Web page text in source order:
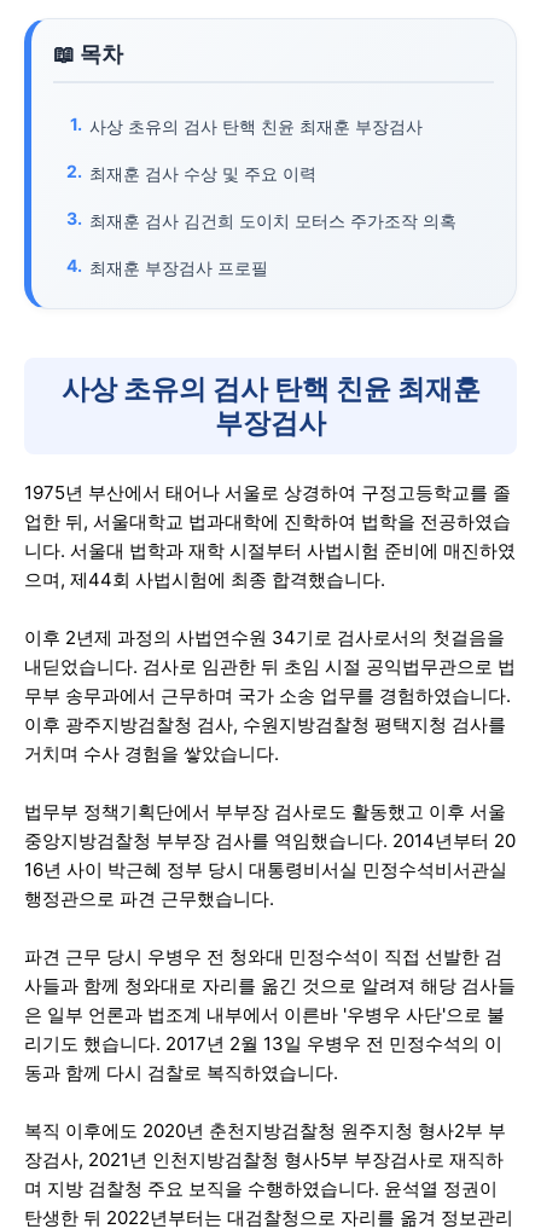
사상 초유의 검사 탄핵 친윤 최재훈 부장검사
최재훈 검사 수상 및 주요 이력
최재훈 검사 김건희 도이치 모터스 주가조작 의혹
최재훈 부장검사 프로필
사상 초유의 검사 탄핵 친윤 최재훈
부장검사
1975년 부산에서 태어나 서울로 상경하여 구정고등학교를 졸
업한 뒤, 서울대학교 법과대학에 진학하여 법학을 전공하였습
니다. 서울대 법학과 재학 시절부터 사법시험 준비에 매진하였
으며, 제44회 사법시험에 최종 합격했습니다.
이후 2년제 과정의 사법연수원 34기로 검사로서의 첫걸음을
내딛었습니다. 검사로 임관한 뒤 초임 시절 공익법무관으로 법
무부 송무과에서 근무하며 국가 소송 업무를 경험하였습니다.
이후 광주지방검찰청 검사, 수원지방검찰청 평택지청 검사를
거치며 수사 경험을 쌓았습니다.
법무부 정책기획단에서 부부장 검사로도 활동했고 이후 서울
중앙지방검찰청 부부장 검사를 역임했습니다. 2014년부터 20
16년 사이 박근혜 정부 당시 대통령비서실 민정수석비서관실
행정관으로 파견 근무했습니다.
파견 근무 당시 우병우 전 청와대 민정수석이 직접 선발한 검
사들과 함께 청와대로 자리를 옮긴 것으로 알려져 해당 검사들
은 일부 언론과 법조계 내부에서 이른바 '우병우 사단'으로 불
리기도 했습니다. 2017년 2월 13일 우병우 전 민정수석의 이
동과 함께 다시 검찰로 복직하였습니다.
복직 이후에도 2020년 춘천지방검찰청 원주지청 형사2부 부
장검사, 2021년 인천지방검찰청 형사5부 부장검사로 재직하
며 지방 검찰청 주요 보직을 수행하였습니다. 윤석열 정권이
탄생한 뒤 2022년부터는 대검찰청으로 자리를 옮겨 정보관리